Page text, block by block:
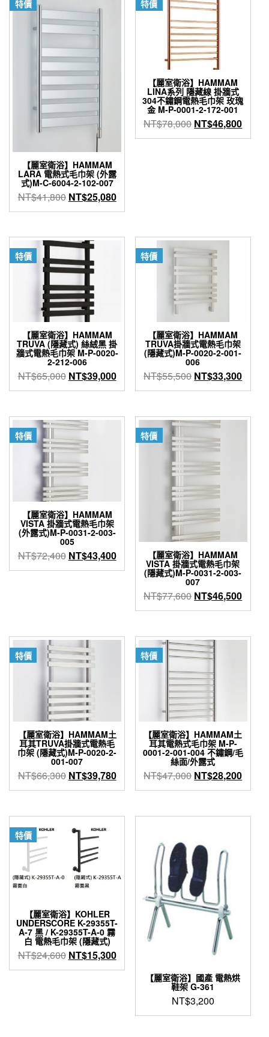
特價
【麗室衛浴】HAMMAM
LARA 電熱式毛巾架 (外露
式)M-C-6004-2-102-007
NT$41,800 原
始
格：
NT$41,800。
NT$25,080目
前
格：
NT$25,080。
特價
【麗室衛浴】HAMMAM
LINA系列 隱藏線 掛牆式
304不鏽鋼電熱毛巾架 玫瑰
金 M-P-0001-2-172-001
NT$78,000 原
始
NT$46,800目
前
特價
【麗室衛浴】HAMMAM
TRUVA (隱藏式) 絲絨黑 掛
牆式電熱毛巾架 M-P-0020-
2-212-006
NT$65,000 原
始
格：
NT$65,000。
NT$39,000目
前
格：
NT$39,000。
特價
【麗室衛浴】HAMMAM
TRUVA掛牆式電熱毛巾架
(隱藏式)M-P-0020-2-001-
006
NT$55,500 原
始
格：
NT$55,500。
NT$33,300目
前
格：
特價
【麗室衛浴】HAMMAM
VISTA 掛牆式電熱毛巾架
(外露式)M-P-0031-2-003-
005
NT$72,400 原
始
NT$43,400目
前
NT$43,400。
特價
【麗室衛浴】HAMMAM
VISTA 掛牆式電熱毛巾架
(隱藏式)M-P-0031-2-003-
007
NT$77,600 原
始
格：
NT$77,600。
NT$46,500目
前
格：
特價
【麗室衛浴】HAMMAM土
耳其TRUVA掛牆式電熱毛
巾架 (隱藏式)M-P-0020-2-
001-007
NT$66,300 原
始
格：
NT$66,300。
NT$39,780目
前
格：
特價
【麗室衛浴】HAMMAM土
耳其電熱式毛巾架 M-P-
0001-2-001-004 不鏽鋼/毛
絲面/外露式
NT$47,000 原
始
格：
NT$28,200目
前
格：
特價
【麗室衛浴】KOHLER
UNDERSCORE K-29355T-
A-7 黑 / K-29355T-A-0 霧
白 電熱毛巾架 (隱藏式)
NT$24,600 原
始
NT$15,300目
前
NT$15,300。
【麗室衛浴】國產 電熱烘
鞋架 G-361
NT$3,200